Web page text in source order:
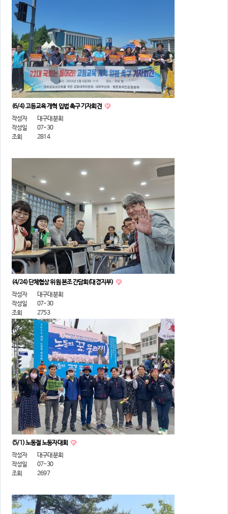
(6/4) 고등교육 개혁 입법 촉구 기자회견
작성자
대구대분회
작성일
07-30
조회
2814
(4/24) 단체협상 위원 본조 간담회(대경지부)
작성자
대구대분회
작성일
07-30
조회
2753
(5/1) 노동절 노동자대회
작성자
대구대분회
작성일
07-30
조회
2697